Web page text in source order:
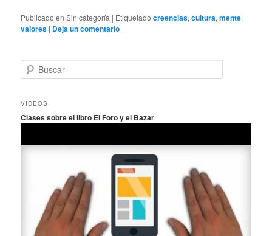
Publicado en Sin categoría | Etiquetado creencias,cultura,mente,
valores | Deja un comentario
u
c
r
VIDEOS
Clases sobre el libro El Foro y el Bazar